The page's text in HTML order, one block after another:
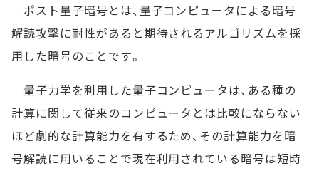
ポスト量子暗号とは、量子コンピュータによる暗号
解読攻撃に耐性があると期待されるアルゴリズムを採
用した暗号のことです。
量子力学を利用した量子コンピュータは、ある種の
計算に関して従来のコンピュータとは比較にならない
ほど劇的な計算能力を有するため、その計算能力を暗
号解読に用いることで現在利用されている暗号は短時